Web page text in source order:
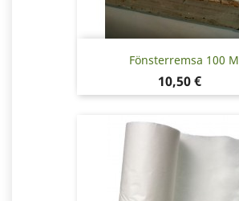
Fönsterremsa 100 M
Pris
10,50 €